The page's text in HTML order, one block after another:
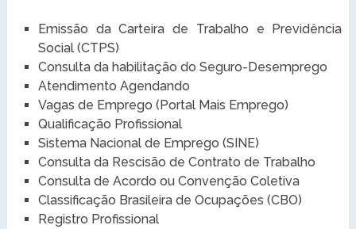
Emissão da Carteira de Trabalho e Previdência
Social (CTPS)
Consulta da habilitação do Seguro-Desemprego
Atendimento Agendando
Vagas de Emprego (Portal Mais Emprego)
Qualificação Profissional
Sistema Nacional de Emprego (SINE)
Consulta da Rescisão de Contrato de Trabalho
Consulta de Acordo ou Convenção Coletiva
Classificação Brasileira de Ocupações (CBO)
Registro Profissional